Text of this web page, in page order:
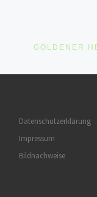
GOLDENER
Datenschutzerklärung
Impressum
Bildnachweise